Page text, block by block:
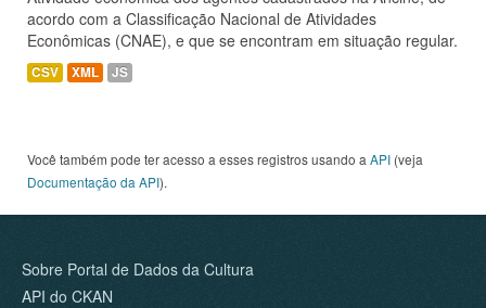
acordo com a Classificação Nacional de Atividades
Econômicas (CNAE), e que se encontram em situação regular.
CSV XML JS
Você também pode ter acesso a esses registros usando a API (veja
Documentação da API).
Sobre Portal de Dados da Cultura
API do CKAN